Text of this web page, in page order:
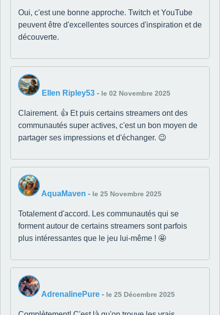
Oui, c'est une bonne approche. Twitch et YouTube
peuvent être d'excellentes sources d'inspiration et de
découverte.
Ellen Ripley53 - le 02 Novembre 2025
Clairement. 👍 Et puis certains streamers ont des
communautés super actives, c'est un bon moyen de
partager ses impressions et d'échanger. 😉
AquaMaven - le 25 Novembre 2025
Totalement d'accord. Les communautés qui se
forment autour de certains streamers sont parfois
plus intéressantes que le jeu lui-même ! 🤩
AdrenalinePure - le 25 Décembre 2025